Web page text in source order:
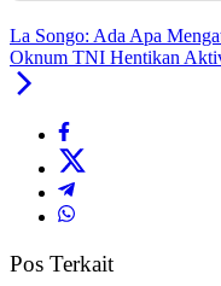
La Songo: Ada Apa
Oknum TNI Hentikan
Pos Terkait